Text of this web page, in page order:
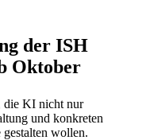
der ISH
Oktober
die KI nicht nur
und konkreten
gestalten wollen.